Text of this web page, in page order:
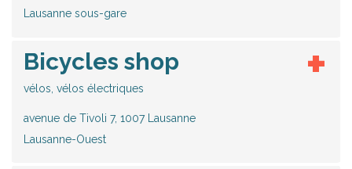
Lausanne sous-gare
Bicycles shop
vélos, vélos électriques
avenue de Tivoli 7, 1007 Lausanne
Lausanne-Ouest